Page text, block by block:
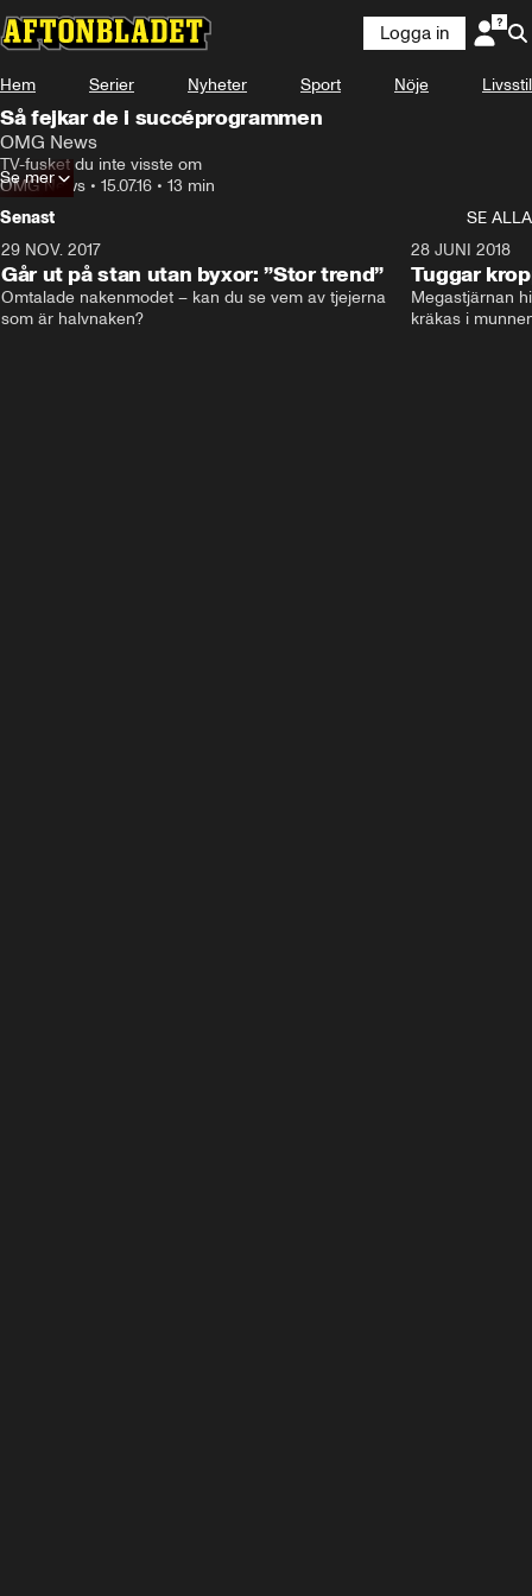
Logga in
Hem Serier Nyheter Sport Nöje Livsstil
Så fejkar de i succéprogrammen
OMG News
TV-fusket du inte visste om
OMG News • 15.07.16 • 13 min
Se mer
Senast
SE ALLA
29 NOV. 2017
Går ut på stan utan byxor: ”Stor trend”
Omtalade nakenmodet – kan du se vem av tjejerna
som är halvnaken?
28 JUNI 2018
Tuggar
Megastjärnan
kräkas i